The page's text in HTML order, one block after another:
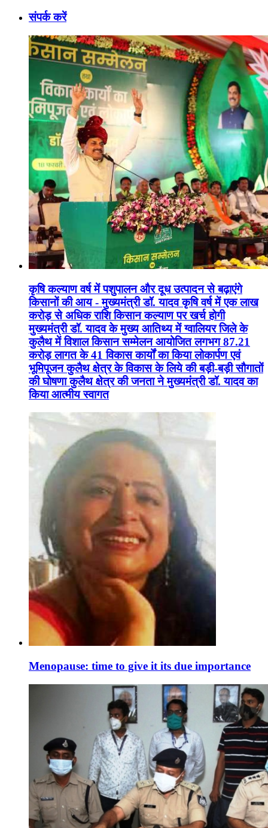
संपर्क करें
कृषि कल्याण वर्ष में पशुपालन और दूध उत्पादन से बढ़ाएंगे
किसानों की आय - मुख्यमंत्री डॉ. यादव कृषि वर्ष में एक लाख
करोड़ से अधिक राशि किसान कल्याण पर खर्च होगी
मुख्यमंत्री डॉ. यादव के मुख्य आतिथ्य में ग्वालियर जिले के
कुलैथ में विशाल किसान सम्मेलन आयोजित लगभग 87.21
करोड़ लागत के 41 विकास कार्यों का किया लोकार्पण एवं
भूमिपूजन कुलैथ क्षेत्र के विकास के लिये की बड़ी-बड़ी सौगातों
की घोषणा कुलैथ क्षेत्र की जनता ने मुख्यमंत्री डॉ. यादव का
किया आत्मीय स्वागत
Menopause: time to give it its due importance